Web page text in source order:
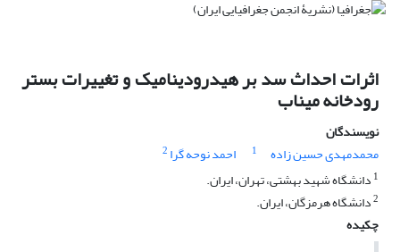
اثرات احداث سد بر هیدرودینامیک و تغییرات بستر
رودخانه میناب
نویسندگان
محمدمهدی حسین زاده
1 احمد نوحه گرا 2
1 دانشگاه شهید بهشتی، تهران، ایران.
2دانشگاه هرمزگان، ایران.
چکیده